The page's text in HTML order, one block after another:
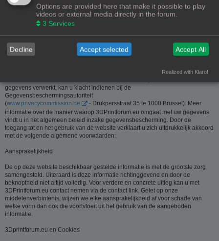
De meeste informatie op deze website is beschikbaar zonder dat er
persoonsgegevens moeten worden verstrekt. Wanneer de gebruiker toch om
persoonlijke informatie gevraagd wordt, zal deze informatie enkel gebruikt
door 3Dprintforum.eu op basis van de contractuele relatie als gevolg van het
registreren van een account dan wel op basis van haar gerechtvaardigd
belang om diensten te verlenen en u hiervoor te contacteren. De informatie
verbeteren of wissen. Daartoe volstaat het ons contact op te nemen via de
gegevens verwerkt, kan u klacht indienen bij de
Gegevensbeschermingsautoriteit
(www.privacycommission.be
- Drukpersstraat 35 te 1000 Brussel). Meer
informatie over de manier waarop 3DPrintforum.eu omgaat met uw gegevens
vindt u in het algemeen beleid inzake gegevensbescherming. Door de
toegang tot en het gebruik van de website verklaart u zich uitdrukkelijk akkoord
met de volgende algemene voorwaarden:
Aansprakelijkheid
De op deze website beschikbaar gestelde informatie is met de grootste zorg
samengesteld. Uiteraard is deze informatie richtinggevend en door de
beknoptheid niet altijd volledig. Voor verdere en concrete uitleg kan u met
3DPrintforum.eu contact nemen via de contact link. Gelet op onze
middelenverbintenis, wijzen we elke aansprakelijkheid af voor schade van
welke vorm dan ook die voortvloeit uit het gebruik van de aangeboden
informatie.
3Dprintforum.eu en Cookies
Options are provided here that make it possible to play
videos or external media directly in the forum.
3 Services
Decline Accept selected Accept All
Realized with Klaro!